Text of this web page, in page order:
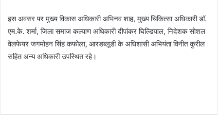
इस अवसर पर मुख्य विकास अधिकारी अभिनव शाह, मुख्य चिकित्सा अधिकारी डॉ.
एम.के. शर्मा, जिला समाज कल्याण अधिकारी दीपांकर घिल्डियाल, निदेशक सोशल
वेलफेयर जगमोहन सिंह कफोला, आरडब्लूडी के अधिशासी अभियंता विनीत कुरील
सहित अन्य अधिकारी उपस्थित रहे।